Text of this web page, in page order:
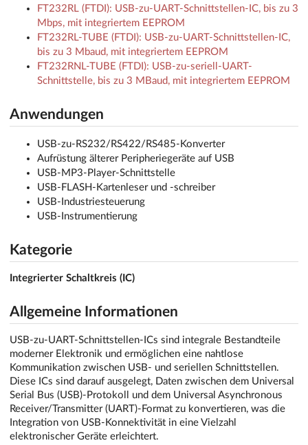
FT232RL (FTDI): USB-zu-UART-Schnittstellen-IC, bis zu 3
Mbps, mit integriertem EEPROM
FT232RL-TUBE (FTDI): USB-zu-UART-Schnittstellen-IC,
bis zu 3 Mbaud, mit integriertem EEPROM
FT232RNL-TUBE (FTDI): USB-zu-seriell-UART-
Schnittstelle, bis zu 3 MBaud, mit integriertem EEPROM
Anwendungen
USB-zu-RS232/RS422/RS485-Konverter
Aufrüstung älterer Peripheriegeräte auf USB
USB-MP3-Player-Schnittstelle
USB-FLASH-Kartenleser und -schreiber
USB-Industriesteuerung
USB-Instrumentierung
Kategorie
Integrierter Schaltkreis (IC)
Allgemeine Informationen
USB-zu-UART-Schnittstellen-ICs sind integrale Bestandteile
moderner Elektronik und ermöglichen eine nahtlose
Kommunikation zwischen USB- und seriellen Schnittstellen.
Diese ICs sind darauf ausgelegt, Daten zwischen dem Universal
Serial Bus (USB)-Protokoll und dem Universal Asynchronous
Receiver/Transmitter (UART)-Format zu konvertieren, was die
Integration von USB-Konnektivität in eine Vielzahl
elektronischer Geräte erleichtert.